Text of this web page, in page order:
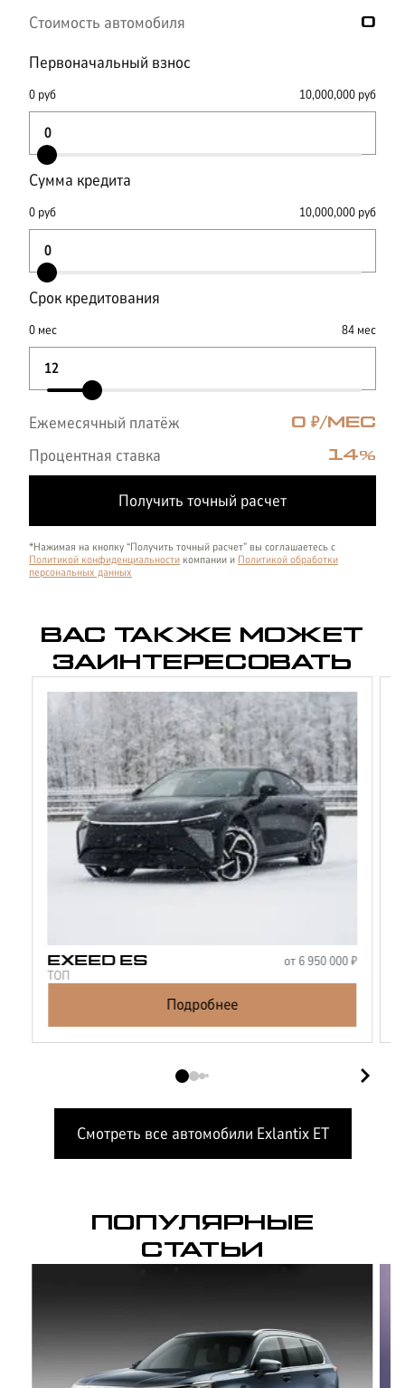
Стоимость автомобиля 0
Первоначальный взнос
0 руб 10,000,000 руб
Сумма кредита
0 руб 10,000,000 руб
Срок кредитования
0 мес 84 мес
Ежемесячный платёж 0 ₽/МЕС
Процентная ставка 14%
Получить точный расчет
*Нажимая на кнопку “Получить точный расчет” вы соглашаетесь с
Политикой конфиденциальности компании и Политикой обработки
персональных данных
ВАС ТАКЖЕ МОЖЕТ
ЗАИНТЕРЕСОВАТЬ
EXEED ES от6 950 000₽
ТОП
Подробнее
Смотреть все автомобили Exlantix ET
ПОПУЛЯРНЫЕ
СТАТЬИ